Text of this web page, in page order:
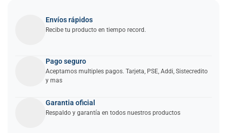
Envíos rápidos
Recibe tu producto en tiempo record.
Pago seguro
Aceptamos multiples pagos. Tarjeta, PSE, Addi, Sistecredito
y mas
Garantia oficial
Respaldo y garantía en todos nuestros productos